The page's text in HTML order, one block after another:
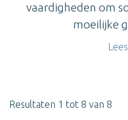
vaardigheden om
moeilijke
Resultaten 1 tot 8 van 8